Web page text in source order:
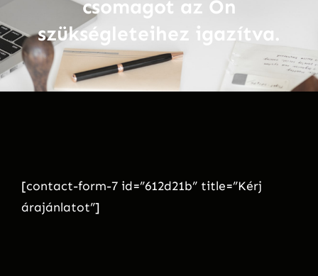
csomagot az Ön
szükségleteihez igazítva.
[contact-form-7 id=”612d21b” title=”Kérj
árajánlatot”]